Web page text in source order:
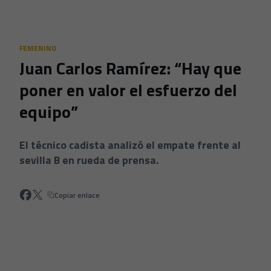
FEMENINO
Juan Carlos Ramírez: “Hay que
poner en valor el esfuerzo del
equipo”
El técnico cadista analizó el empate frente al
sevilla B en rueda de prensa.
Copiar enlace